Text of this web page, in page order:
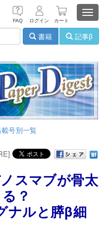
FAQ ログイン カート
書籍
記事β
号別一覧
スマブが骨太
？
ナルと膵β細